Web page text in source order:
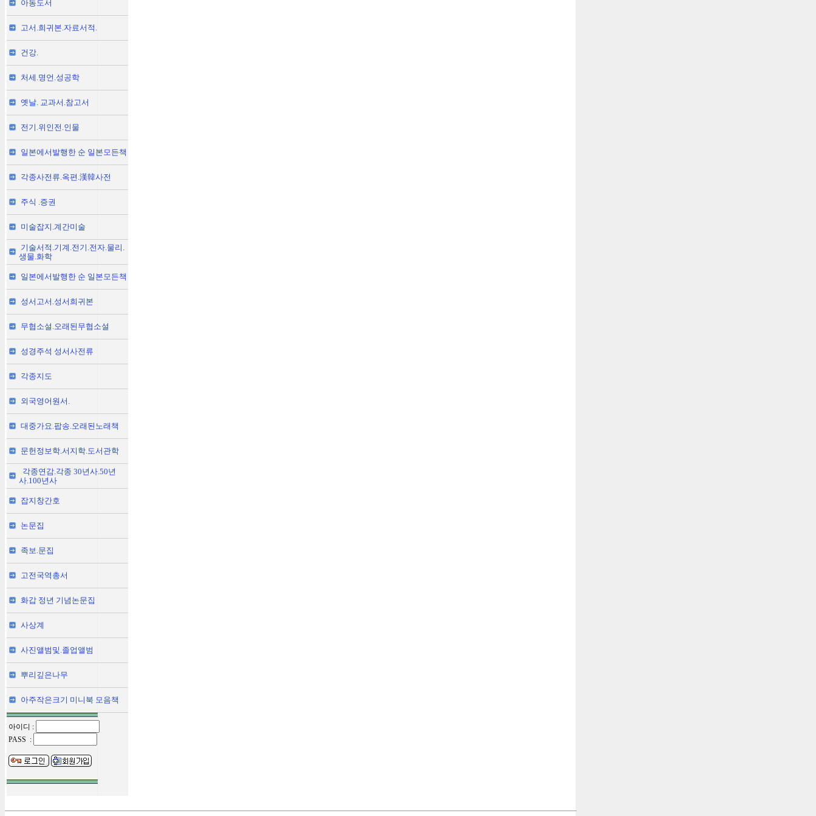
아동도서
고서.희귀본.자료서적.
건강.
처세.명언.성공학
옛날. 교과서.참고서
전기.위인전.인물
일본에서발행한 순 일본모든책
각종사전류.옥편.漢韓사전
주식 .증권
미술잡지.계간미술
기술서적.기계.전기.전자.물리.
생물.화학
일본에서발행한 순 일본모든책
성서고서.성서희귀본
무협소설.오래된무협소설
성경주석 성서사전류
각종지도
외국영어원서.
대중가요.팝송.오래된노래책
문헌정보학.서지학.도서관학
각종연감.각종 30년사.50년
사.100년사
잡지창간호
논문집
족보.문집
고전국역총서
화갑 정년 기념논문집
사상계
사진앨범및.졸업앨범
뿌리깊은나무
아주작은크기 미니북 모음책
아이디 :
PASS :